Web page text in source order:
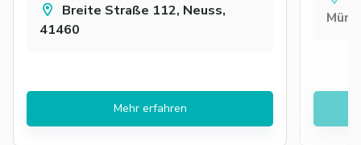
Breite Straße 112, Neuss,
41460
Mehr erfahren